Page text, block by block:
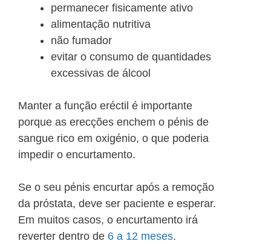
permanecer fisicamente ativo
alimentação nutritiva
não fumador
evitar o consumo de quantidades
excessivas de álcool
Manter a função eréctil é importante
porque as erecções enchem o pénis de
sangue rico em oxigénio, o que poderia
impedir o encurtamento.
Se o seu pénis encurtar após a remoção
da próstata, deve ser paciente e esperar.
Em muitos casos, o encurtamento irá
reverter dentro de 6 a 12 meses.